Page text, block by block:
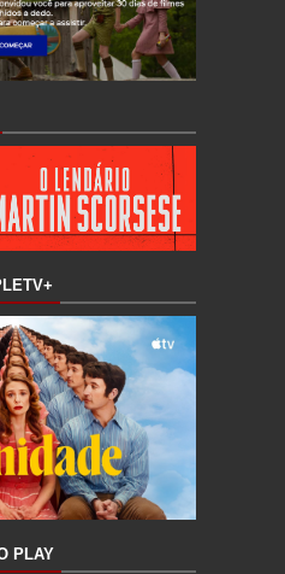
PLAY